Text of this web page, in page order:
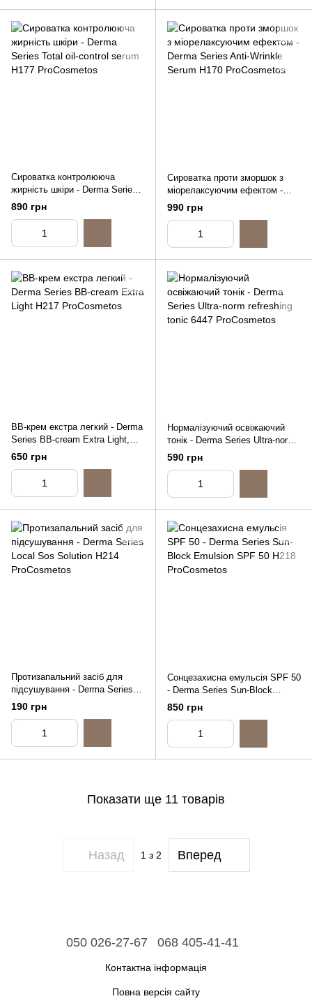
Сироватка контролююча
жирність шкіри - Derma Series
Total oil-control serum, 30ml
890 грн
Сироватка проти зморшок з
міорелаксуючим ефектом -
Derma Series Anti-Wrinkle
Serum, 30ml
990 грн
BB-крем екстра легкий - Derma
Series BB-cream Extra Light,
30ml
650 грн
Нормалізуючий освіжаючий
тонік - Derma Series Ultra-norm
refreshing tonic, 200ml
590 грн
Протизапальний засіб для
підсушування - Derma Series
Local Sos Solution, 15ml
190 грн
Сонцезахисна емульсія SPF 50
- Derma Series Sun-Block
Emulsion SPF 50, 40ml
850 грн
Показати ще 11 товарів
Назад 1з 2 Вперед
050 026-27-67 068 405-41-41
Контактна інформація
Повна версія сайту